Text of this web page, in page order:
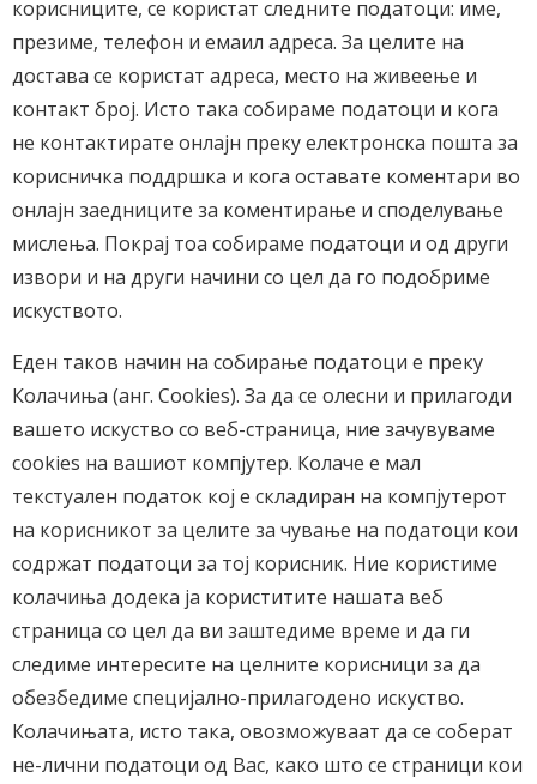
корисниците, се користат следните податоци: име,
презиме, телефон и емаил адреса. За целите на
достава се користат адреса, место на живеење и
контакт број. Исто така собираме податоци и кога
не контактирате онлајн преку електронска пошта за
корисничка поддршка и кога оставате коментари во
онлајн заедниците за коментирање и споделување
мислења. Покрај тоа собираме податоци и од други
извори и на други начини со цел да го подобриме
искуството.
Еден таков начин на собирање податоци е преку
Колачиња (анг. Cookies). За да се олесни и прилагоди
вашето искуство со веб-страница, ние зачувуваме
cookies на вашиот компјутер. Колаче е мал
текстуален податок кој е складиран на компјутерот
на корисникот за целите за чување на податоци кои
содржат податоци за тој корисник. Ние користиме
колачиња додека ја користитите нашата веб
страница со цел да ви заштедиме време и да ги
следиме интересите на целните корисници за да
обезбедиме специјално-прилагодено искуство.
Колачињата, исто така, овозможуваат да се соберат
не-лични податоци од Вас, како што се страници кои